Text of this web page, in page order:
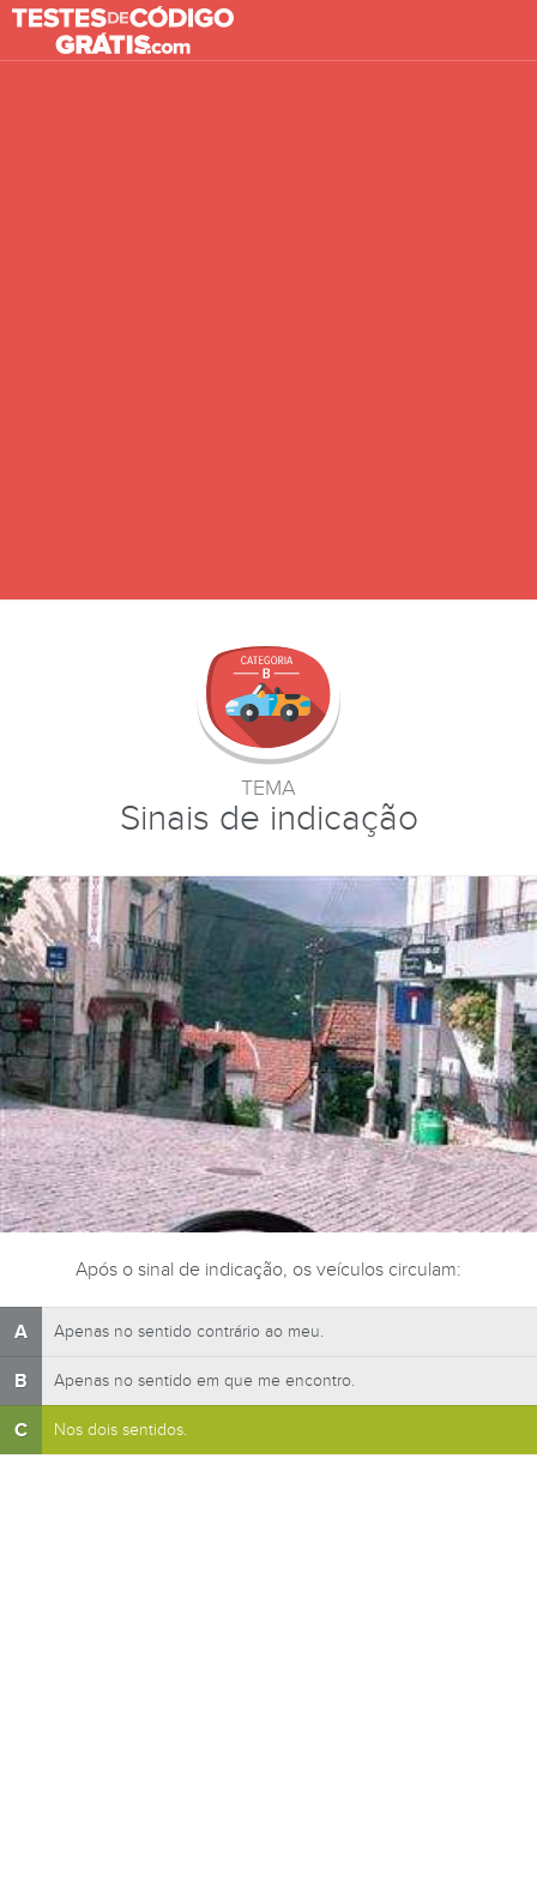
TEMA
Sinais de indicação
Após o sinal de indicação, os veículos circulam:
A Apenas no sentido contrário ao meu.
B Apenas no sentido em que me encontro.
C Nos dois sentidos.